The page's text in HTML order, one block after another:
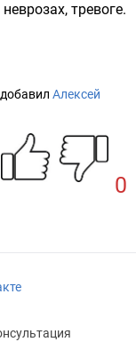
тревоге.
Алексей
0